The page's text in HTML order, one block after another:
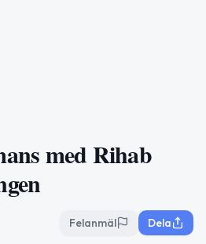
med Rihab
Felanmäl Dela